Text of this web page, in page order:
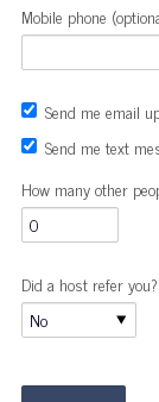
Mobile phone
Send me email
Send me text
How many other
Did a host refer you?